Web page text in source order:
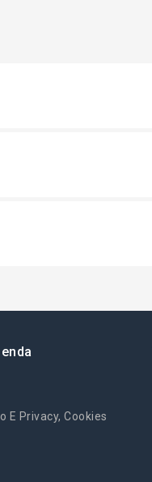
E Privacy, Cookies